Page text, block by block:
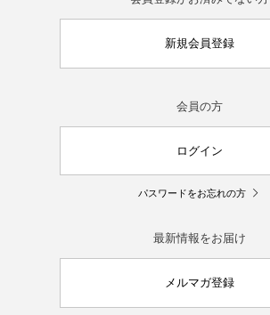
新規会員登録
会員の方
ログイン
パスワードをお忘れの方
最新情報をお届け
メルマガ登録